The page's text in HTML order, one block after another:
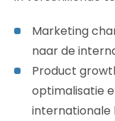
Marketing
naar de
Product
optimalisatie
internationale